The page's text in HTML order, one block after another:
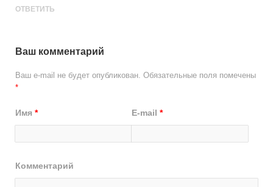
ОТВЕТИТЬ
Ваш комментарий
Ваш e-mail не будет опубликован. Обязательные поля помечены
*
Имя * E-mail*
Комментарий